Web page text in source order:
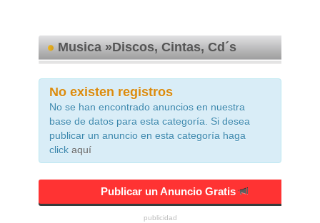
Musica »Discos, Cintas, Cd´s
No existen registros
No se han encontrado anuncios en nuestra
base de datos para esta categoría. Si desea
publicar un anuncio en esta categoría haga
click aquí
Publicar un Anuncio Gratis
publicidad